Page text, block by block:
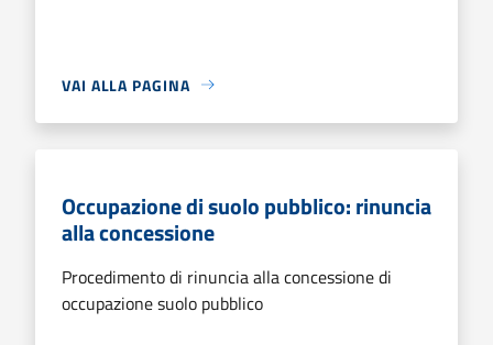
VAI ALLA PAGINA
Occupazione di suolo pubblico: rinuncia
alla concessione
Procedimento di rinuncia alla concessione di
occupazione suolo pubblico